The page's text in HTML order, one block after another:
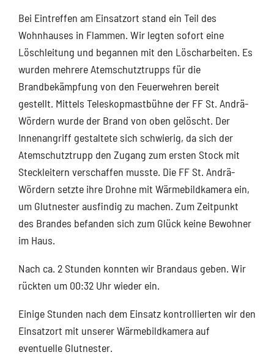
Bei Eintreffen am Einsatzort stand ein Teil des
Wohnhauses in Flammen. Wir legten sofort eine
Löschleitung und begannen mit den Löscharbeiten. Es
wurden mehrere Atemschutztrupps für die
Brandbekämpfung von den Feuerwehren bereit
gestellt. Mittels Teleskopmastbühne der FF St. Andrä-
Wördern wurde der Brand von oben gelöscht. Der
Innenangriff gestaltete sich schwierig, da sich der
Atemschutztrupp den Zugang zum ersten Stock mit
Steckleitern verschaffen musste. Die FF St. Andrä-
Wördern setzte ihre Drohne mit Wärmebildkamera ein,
um Glutnester ausfindig zu machen. Zum Zeitpunkt
des Brandes befanden sich zum Glück keine Bewohner
im Haus.
Nach ca. 2 Stunden konnten wir Brandaus geben. Wir
rückten um 00:32 Uhr wieder ein.
Einige Stunden nach dem Einsatz kontrollierten wir den
Einsatzort mit unserer Wärmebildkamera auf
eventuelle Glutnester.